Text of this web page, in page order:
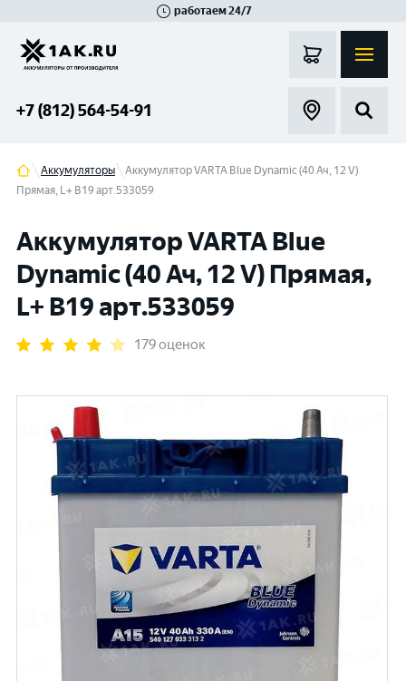
работаем 24/7
+7 (812) 564-54-91
Аккумуляторы
Аккумулятор VARTA Blue Dynamic (40 Ач, 12 V)
Прямая, L+ B19 арт.533059
Аккумулятор VARTA Blue
Dynamic (40 Ач, 12 V) Прямая,
L+ B19 арт.533059
179 оценок
Гатчина